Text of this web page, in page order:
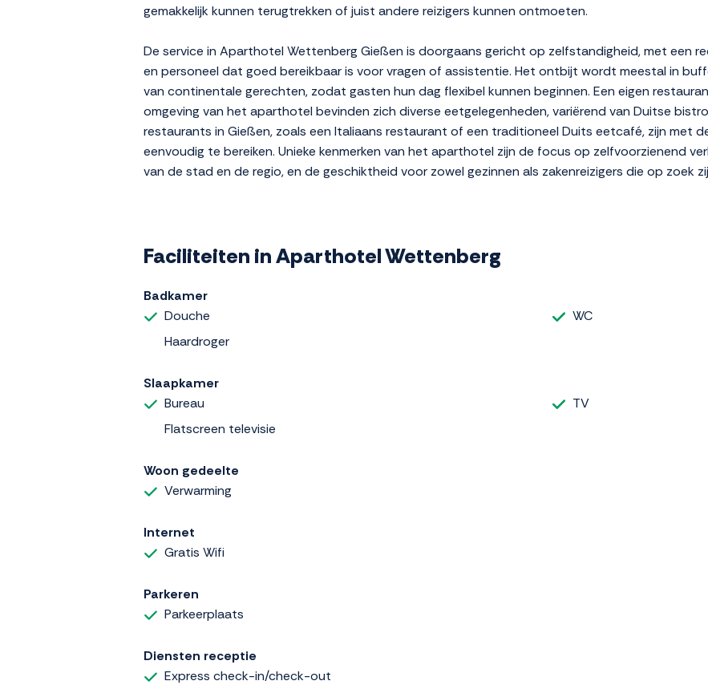
gemakkelijk kunnen terugtrekken of juist andere reizigers kunnen ontmoeten.
De service in Aparthotel Wettenberg Gießen is doorgaans gericht op zelfstandigheid, met een
en personeel dat goed bereikbaar is voor vragen of assistentie. Het ontbijt wordt meestal in
van continentale gerechten, zodat gasten hun dag flexibel kunnen beginnen. Een eigen
omgeving van het aparthotel bevinden zich diverse eetgelegenheden, variërend van Duitse
restaurants in Gießen, zoals een Italiaans restaurant of een traditioneel Duits eetcafé, zijn met
eenvoudig te bereiken. Unieke kenmerken van het aparthotel zijn de focus op zelfvoorzienend
van de stad en de regio, en de geschiktheid voor zowel gezinnen als zakenreizigers die op zoek
Faciliteiten in Aparthotel Wettenberg
Badkamer
Douche
Haardroger
WC
Slaapkamer
Bureau
Flatscreen televisie
TV
Woon gedeelte
Verwarming
Internet
Gratis Wifi
Parkeren
Parkeerplaats
Diensten receptie
Express check-in/check-out